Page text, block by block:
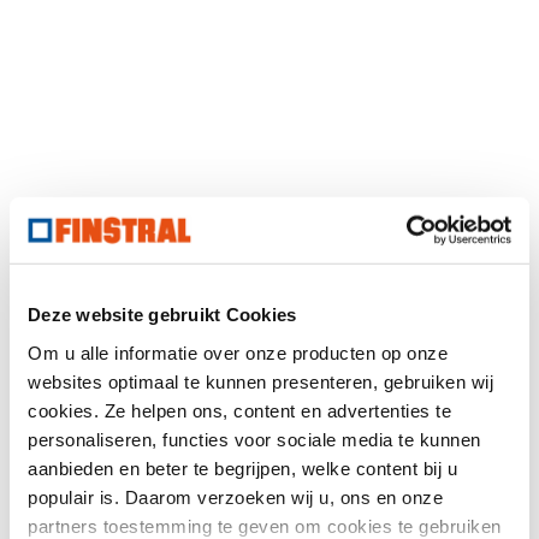
Deze website gebruikt Cookies
Om u alle informatie over onze producten op onze
websites optimaal te kunnen presenteren, gebruiken wij
cookies. Ze helpen ons, content en advertenties te
personaliseren, functies voor sociale media te kunnen
aanbieden en beter te begrijpen, welke content bij u
populair is. Daarom verzoeken wij u, ons en onze
partners toestemming te geven om cookies te gebruiken